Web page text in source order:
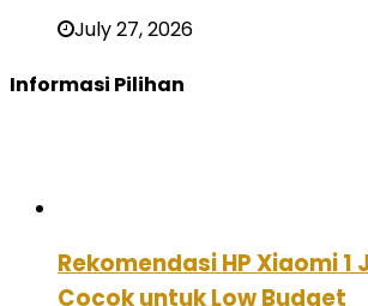
July 27, 2026
Informasi Pilihan
Rekomendasi HP Xiaomi 1
Cocok untuk Low Budget